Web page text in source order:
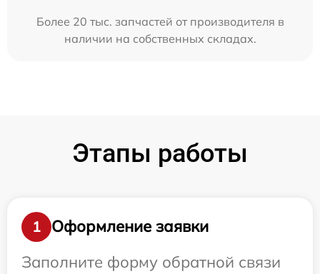
Более 20 тыс. запчастей от производителя в
наличии на собственных складах.
Этапы работы
1
Оформление заявки
Заполните форму обратной связи